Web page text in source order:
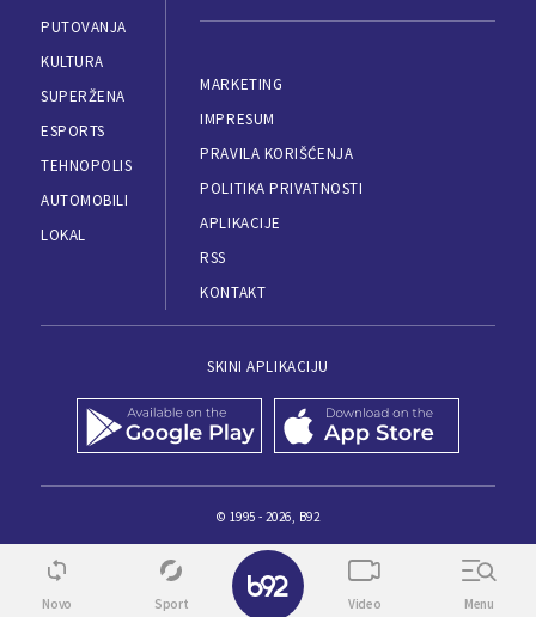
PUTOVANJA
KULTURA
SUPERŽENA
ESPORTS
TEHNOPOLIS
AUTOMOBILI
LOKAL
MARKETING
IMPRESUM
PRAVILA KORIŠĆENJA
POLITIKA PRIVATNOSTI
APLIKACIJE
RSS
KONTAKT
SKINI APLIKACIJU
© 1995 - 2026, B92
Novo Sport Video Menu